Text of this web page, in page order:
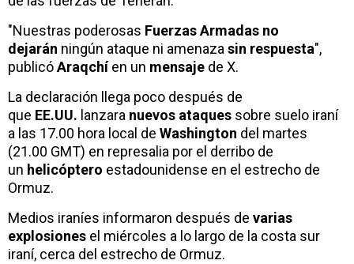
"Nuestras poderosas Fuerzas Armadas no
dejarán ningún ataque ni amenaza sin respuesta",
publicóAraqchíen un mensaje de X.
La declaración llega poco después de
que EE.UU. lanzara nuevos ataques sobre suelo iraní
a las 17.00 hora local de Washington del martes
(21.00 GMT) en represalia por el derribo de
un helicóptero estadounidense en el estrecho de
Ormuz.
Medios iraníes informaron después de varias
explosiones el miércoles a lo largo de la costa sur
iraní, cerca del estrecho de Ormuz.